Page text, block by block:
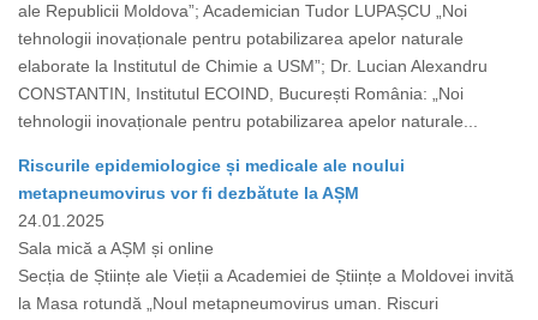
ale Republicii Moldova”; Academician Tudor LUPAȘCU „Noi
tehnologii inovaționale pentru potabilizarea apelor naturale
elaborate la Institutul de Chimie a USM”; Dr. Lucian Alexandru
CONSTANTIN, Institutul ECOIND, București România: „Noi
tehnologii inovaționale pentru potabilizarea apelor naturale...
Riscurile epidemiologice și medicale ale noului
metapneumovirus vor fi dezbătute la AȘM
24.01.2025
Sala mică a AȘM și online
Secția de Științe ale Vieții a Academiei de Științe a Moldovei invită
la Masa rotundă „Noul metapneumovirus uman. Riscuri